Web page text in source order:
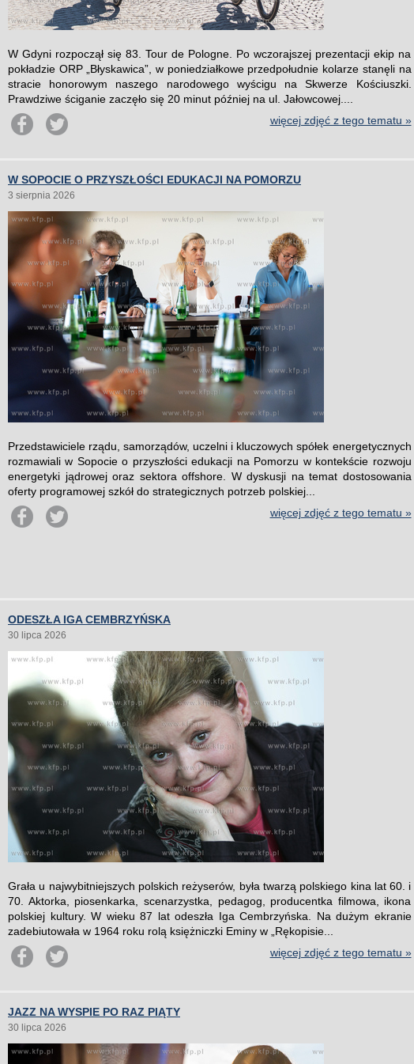
W Gdyni rozpoczął się 83. Tour de Pologne. Po wczorajszej prezentacji ekip na
pokładzie ORP „Błyskawica”, w poniedziałkowe przedpołudnie kolarze stanęli na
stracie honorowym naszego narodowego wyścigu na Skwerze Kościuszki.
Prawdziwe ściganie zaczęło się 20 minut później na ul. Jałowcowej....
więcej zdjęć z tego tematu »
W SOPOCIE O PRZYSZŁOŚCI EDUKACJI NA POMORZU
3 sierpnia 2026
Przedstawiciele rządu, samorządów, uczelni i kluczowych spółek energetycznych
rozmawiali w Sopocie o przyszłości edukacji na Pomorzu w kontekście rozwoju
energetyki jądrowej oraz sektora offshore. W dyskusji na temat dostosowania
oferty programowej szkół do strategicznych potrzeb polskiej...
więcej zdjęć z tego tematu »
ODESZŁA IGA CEMBRZYŃSKA
30 lipca 2026
Grała u najwybitniejszych polskich reżyserów, była twarzą polskiego kina lat 60. i
70. Aktorka, piosenkarka, scenarzystka, pedagog, producentka filmowa, ikona
polskiej kultury. W wieku 87 lat odeszła Iga Cembrzyńska. Na dużym ekranie
zadebiutowała w 1964 roku rolą księżniczki Eminy w „Rękopisie...
więcej zdjęć z tego tematu »
JAZZ NA WYSPIE PO RAZ PIĄTY
30 lipca 2026